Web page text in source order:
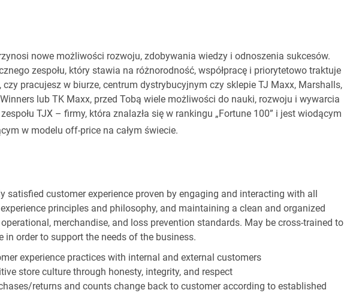
nowe możliwości rozwoju, zdobywania wiedzy i odnoszenia sukcesów.
zespołu, który stawia na różnorodność, współpracę i priorytetowo traktuje
pracujesz w biurze, centrum dystrybucyjnym czy sklepie TJ Maxx, Marshalls,
lub TK Maxx, przed Tobą wiele możliwości do nauki, rozwoju i wywarcia
TJX – firmy, która znalazła się w rankingu „Fortune 100” i jest wiodącym
w modelu off-price na całym świecie.
satisfied customer experience proven by engaging and interacting with all
principles and philosophy, and maintaining a clean and organized
merchandise, and loss prevention standards. May be cross-trained to
order to support the needs of the business.
experience practices with internal and external customers
store culture through honesty, integrity, and respect
returns and counts change back to customer according to established